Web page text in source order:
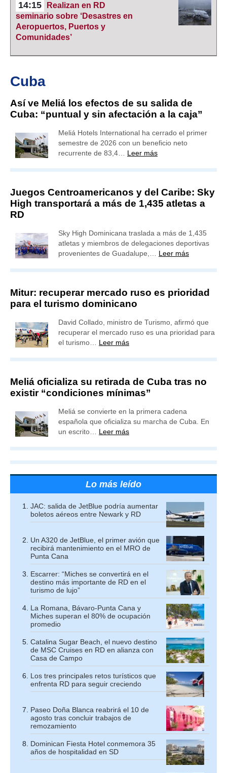
14:15
Realizan en RD
seminario sobre ‘Desastres en
Aeropuertos, Puertos y
Comunidades’
Cuba
Así ve Meliá los efectos de su salida de
Cuba: “puntual y sin afectación a la caja”
Meliá Hotels International ha cerrado el primer
semestre de 2026 con un beneficio neto
recurrente de 83,4… Leer más
Juegos Centroamericanos y del Caribe: Sky
High transportará a más de 1,435 atletas a
RD
Sky High Dominicana traslada a más de 1,435
atletas y miembros de delegaciones deportivas
provenientes de Guadalupe,… Leer más
Mitur: recuperar mercado ruso es prioridad
para el turismo dominicano
David Collado, ministro de Turismo, afirmó que
recuperar el mercado ruso es una prioridad para
el turismo… Leer más
Meliá oficializa su retirada de Cuba tras no
existir “condiciones mínimas”
Meliá se convierte en la primera cadena
española que oficializa su marcha de Cuba. En
un escrito… Leer más
Lo más leído
JAC: salida de JetBlue podría aumentar
boletos aéreos entre Newark y RD
Un A320 de JetBlue, el primer avión que
recibirá mantenimiento en el MRO de
Punta Cana
Escarrer: “Miches se convertirá en el
destino más importante de RD en el
turismo de lujo”
La Romana, Bávaro-Punta Cana y
Miches superan el 80% de ocupación
promedio
Catalina Sugar Beach, el nuevo destino
de MSC Cruises en RD en alianza con
Casa de Campo
Los tres principales retos turísticos que
enfrenta RD para seguir creciendo
Paseo Doña Blanca reabrirá el 10 de
agosto tras concluir trabajos de
remozamiento
Dominican Fiesta Hotel conmemora 35
años de hospitalidad en SD